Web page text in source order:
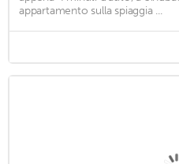
appartamento sulla spiaggia ...